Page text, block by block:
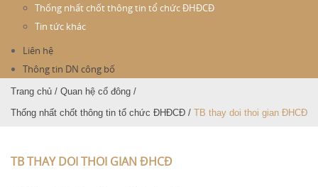
Thống nhất chốt thông tin tổ chức ĐHĐCĐ
Tin tức khác
Liên hệ
Thông tin DN công bố
Trang chủ / Quan hệ cổ đông /
Thống nhất chốt thông tin tổ chức ĐHĐCĐ / TB thay doi thoi gian ÐHCÐ
TB THAY DOI THOI GIAN ÐHCÐ